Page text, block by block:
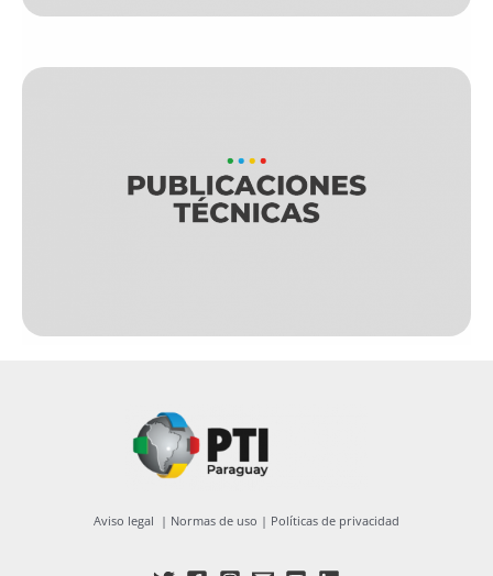
Aviso legal | Normas de uso | Políticas de privacidad